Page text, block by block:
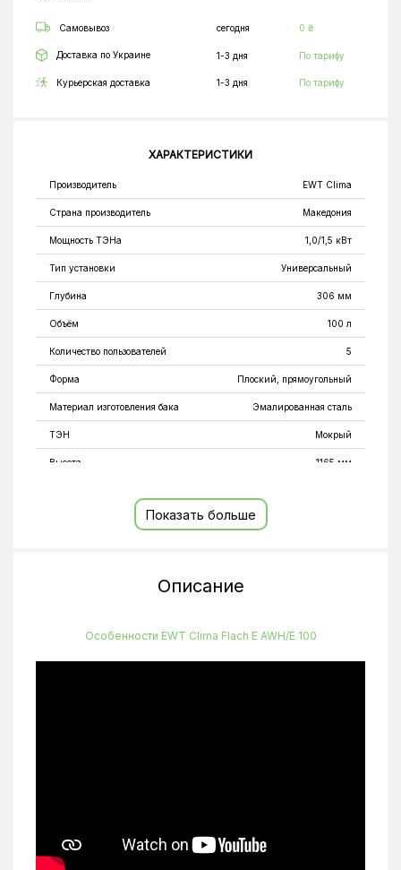
Самовывоз сегодня 0 ₴
Доставка по Украине 1-3 дня По тарифу
Курьерская доставка 1-3 дня По тарифу
ХАРАКТЕРИСТИКИ
Производитель EWT Clima
Страна производитель Македония
Мощность ТЭНа 1,0/1,5 кВт
Тип установки Универсальный
Глубина 306 мм
Объём 100 л
Количество пользователей 5
Форма Плоский, прямоугольный
Материал изготовления бака Эмалированная сталь
ТЭН Мокрый
Высота 1165 мм
Показать больше
Описание
Особенности EWT Clima Flach E AWH/E 100